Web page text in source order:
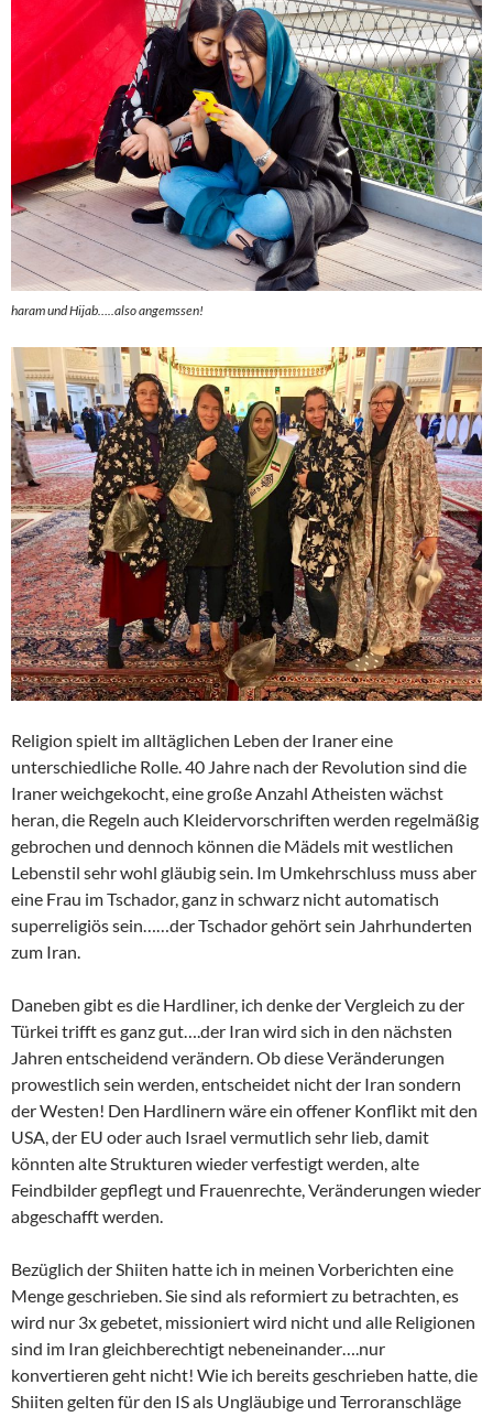
haram und Hijab…..also angemssen!
Religion spielt im alltäglichen Leben der Iraner eine
unterschiedliche Rolle. 40 Jahre nach der Revolution sind die
Iraner weichgekocht, eine große Anzahl Atheisten wächst
heran, die Regeln auch Kleidervorschriften werden regelmäßig
gebrochen und dennoch können die Mädels mit westlichen
Lebenstil sehr wohl gläubig sein. Im Umkehrschluss muss aber
eine Frau im Tschador, ganz in schwarz nicht automatisch
superreligiös sein……der Tschador gehört sein Jahrhunderten
zum Iran.
Daneben gibt es die Hardliner, ich denke der Vergleich zu der
Türkei trifft es ganz gut….der Iran wird sich in den nächsten
Jahren entscheidend verändern. Ob diese Veränderungen
prowestlich sein werden, entscheidet nicht der Iran sondern
der Westen! Den Hardlinern wäre ein offener Konflikt mit den
USA, der EU oder auch Israel vermutlich sehr lieb, damit
könnten alte Strukturen wieder verfestigt werden, alte
Feindbilder gepflegt und Frauenrechte, Veränderungen wieder
abgeschafft werden.
Bezüglich der Shiiten hatte ich in meinen Vorberichten eine
Menge geschrieben. Sie sind als reformiert zu betrachten, es
wird nur 3x gebetet, missioniert wird nicht und alle Religionen
sind im Iran gleichberechtigt nebeneinander….nur
konvertieren geht nicht! Wie ich bereits geschrieben hatte, die
Shiiten gelten für den IS als Ungläubige und Terroranschläge